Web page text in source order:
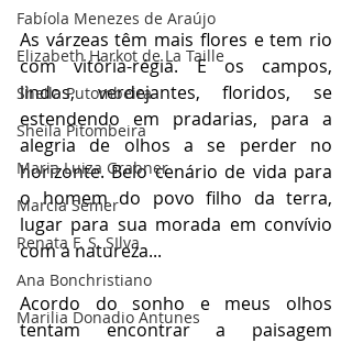
Fabíola Menezes de Araújo
Elizabeth Harkot de La Taille
Sheila Putombeira
Sheila Pitombeira
Maria Luiza Grabner
Marcia Semer
Renata F. S. SIlva
Ana Bonchristiano
Marilia Donadio Antunes
As várzeas têm mais flores e tem rio
com vitória-régia. E os campos,
lindos, verdejantes, floridos, se
estendendo em pradarias, para a
alegria de olhos a se perder no
horizonte. Belo cenário de vida para
o homem do povo filho da terra,
lugar para sua morada em convívio
com a natureza...
Acordo do sonho e meus olhos
tentam encontrar a paisagem